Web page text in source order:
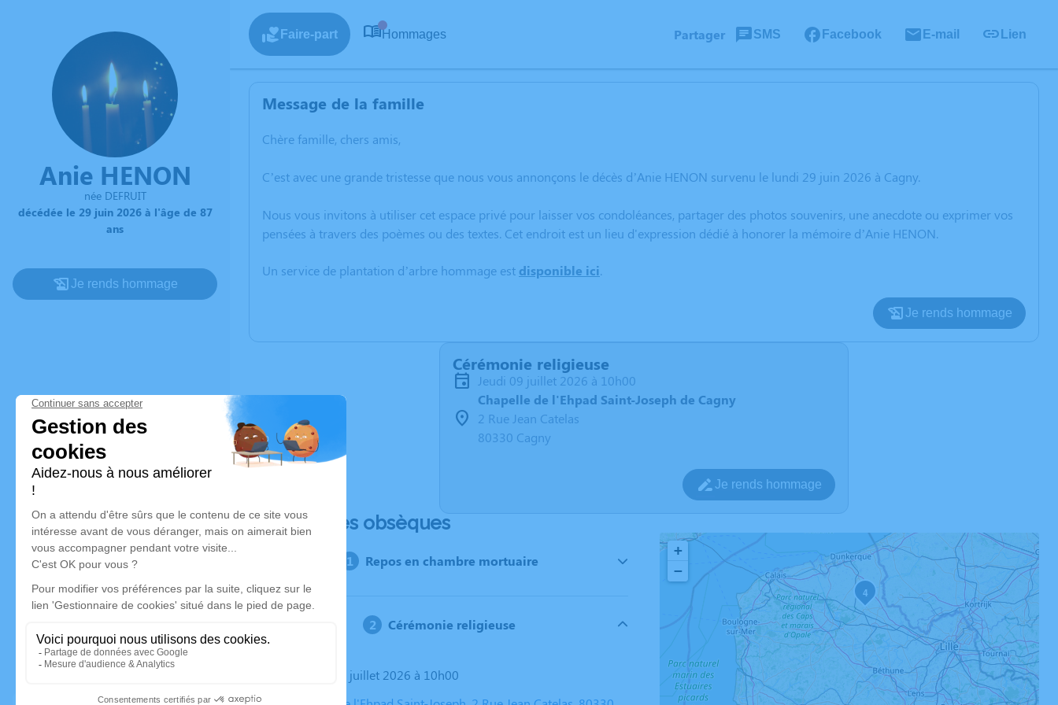
Anie HENON
née DEFRUIT
décédée le 29 juin 2026 à l'âge de 87
ans
Je rends hommage
Faire-part Hommages Partager SMS Facebook E-mail Lien
Message de la famille
Chère famille, chers amis,
C’est avec une grande tristesse que nous vous annonçons le décès d’Anie HENON survenu le lundi 29 juin 2026 à Cagny.
Nous vous invitons à utiliser cet espace privé pour laisser vos condoléances, partager des photos souvenirs, une anecdote ou exprimer vos
pensées à travers des poèmes ou des textes. Cet endroit est un lieu d'expression dédié à honorer la mémoire d’Anie HENON.
Un service de plantation d’arbre hommage est disponible ici.
Je rends hommage
Cérémonie religieuse
jeudi 09 juillet 2026 à 10h00
Chapelle de l'Ehpad Saint-Joseph de Cagny
2 Rue Jean Catelas
80330 Cagny
Je rends hommage
Déroulé des obsèques
Repos en chambre mortuaire
Cérémonie religieuse
Le jeudi 09 juillet 2026 à 10h00
4
+
−